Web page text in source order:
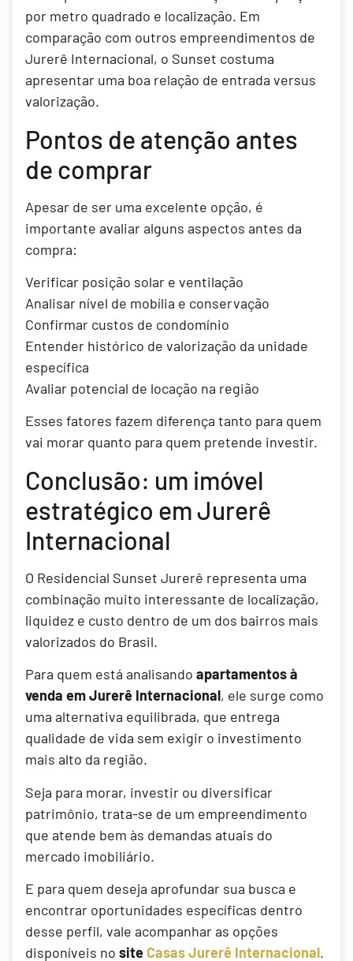
por metro quadrado e localização. Em
comparação com outros empreendimentos de
Jurerê Internacional, o Sunset costuma
apresentar uma boa relação de entrada versus
valorização.
Pontos de atenção antes
de comprar
Apesar de ser uma excelente opção, é
importante avaliar alguns aspectos antes da
compra:
Verificar posição solar e ventilação
Analisar nível de mobília e conservação
Confirmar custos de condomínio
Entender histórico de valorização da unidade
específica
Avaliar potencial de locação na região
Esses fatores fazem diferença tanto para quem
vai morar quanto para quem pretende investir.
Conclusão: um imóvel
estratégico em Jurerê
Internacional
O Residencial Sunset Jurerê representa uma
combinação muito interessante de localização,
liquidez e custo dentro de um dos bairros mais
valorizados do Brasil.
Para quem está analisando apartamentos à
venda em Jurerê Internacional, ele surge como
uma alternativa equilibrada, que entrega
qualidade de vida sem exigir o investimento
mais alto da região.
Seja para morar, investir ou diversificar
patrimônio, trata-se de um empreendimento
que atende bem às demandas atuais do
mercado imobiliário.
E para quem deseja aprofundar sua busca e
encontrar oportunidades específicas dentro
desse perfil, vale acompanhar as opções
disponíveis no siteCasas Jurerê Internacional.